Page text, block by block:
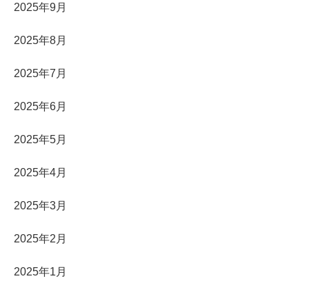
2025年9月
2025年8月
2025年7月
2025年6月
2025年5月
2025年4月
2025年3月
2025年2月
2025年1月